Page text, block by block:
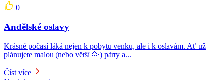
0
Andělské oslavy
Krásné počasí láká nejen k pobytu venku, ale i k oslavám. Ať už
plánujete malou (nebo větší 🥳) párty a...
Číst více